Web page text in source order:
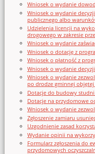
Wniosek o wydanie
Wniosek o wydanie
publicznego albo
Udzielenia licencji na
drogowego w zakresie
Wniosek o wydanie
Wniosek o dotację z
Wniosek o płatność z
Wniosek o wydanie
Wniosek o wydanie
po drodze gminnej
Dotacje do budowy studni
Dotacje na przydomowe
Wniosek o wydanie
Zgłoszenie zamiaru
Uzgodnienie zasad
Wydanie opinii na
Formularz zgłoszenia do
przydomowych